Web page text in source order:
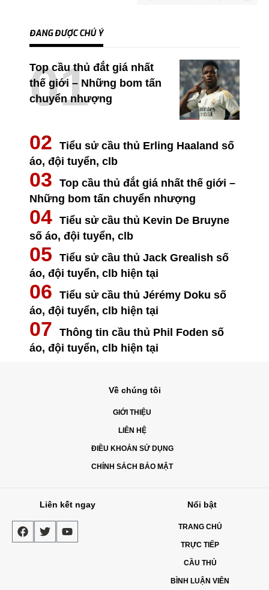
ĐANG ĐƯỢC CHÚ Ý
Top cầu thủ đắt giá nhất
thế giới – Những bom tấn
chuyển nhượng
Tiểu sử cầu thủ Erling Haaland số
áo, đội tuyển, clb
Top cầu thủ đắt giá nhất thế giới –
Những bom tấn chuyển nhượng
Tiểu sử cầu thủ Kevin De Bruyne
số áo, đội tuyển, clb
Tiểu sử cầu thủ Jack Grealish số
áo, đội tuyển, clb hiện tại
Tiểu sử cầu thủ Jérémy Doku số
áo, đội tuyển, clb hiện tại
Thông tin cầu thủ Phil Foden số
áo, đội tuyển, clb hiện tại
Về chúng tôi
GIỚI THIỆU
LIÊN HỆ
ĐIỀU KHOẢN SỬ DỤNG
CHÍNH SÁCH BẢO MẬT
Liên kết ngay Nổi bật
TRANG CHỦ
TRỰC TIẾP
CẦU THỦ
BÌNH LUẬN VIÊN